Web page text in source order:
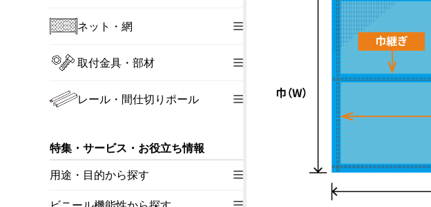
ネット・網
取付金具・部材
レール・間仕切りポール
特集・サービス・お役立ち情報
用途・目的から探す